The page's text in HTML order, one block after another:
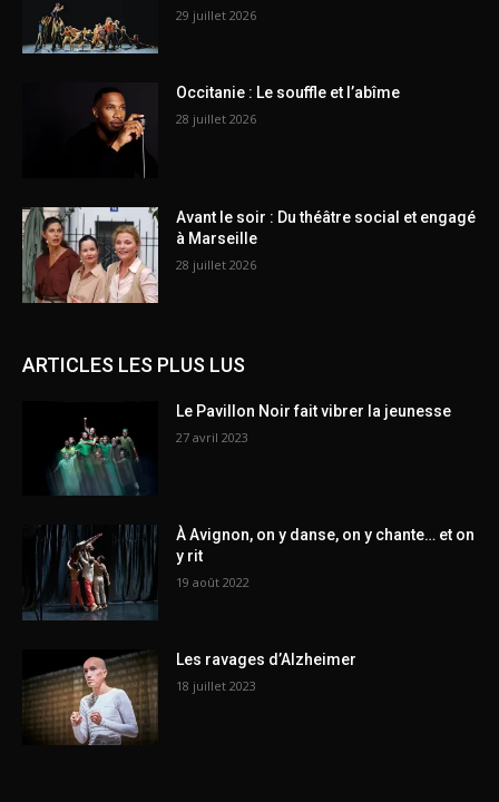
29 juillet 2026
Occitanie : Le souffle et l’abîme
28 juillet 2026
Avant le soir : Du théâtre social et engagé
à Marseille
28 juillet 2026
ARTICLES LES PLUS LUS
Le Pavillon Noir fait vibrer la jeunesse
27 avril 2023
À Avignon, on y danse, on y chante… et on
y rit
19 août 2022
Les ravages d’Alzheimer
18 juillet 2023